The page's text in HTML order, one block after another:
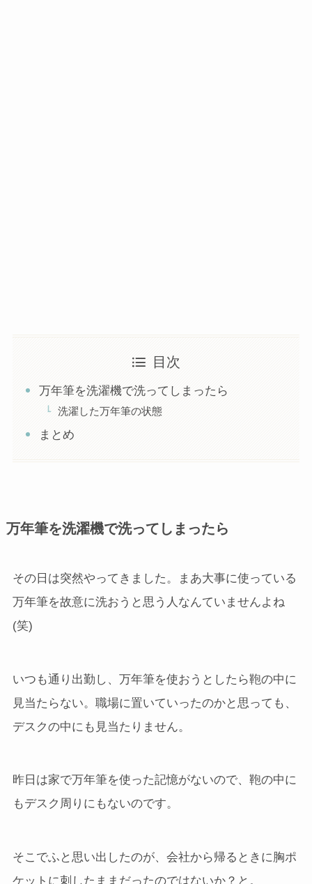
目次
万年筆を洗濯機で洗ってしまったら
洗濯した万年筆の状態
まとめ
万年筆を洗濯機で洗ってしまったら
その日は突然やってきました。まあ大事に使っている
万年筆を故意に洗おうと思う人なんていませんよね
(笑)
いつも通り出勤し、万年筆を使おうとしたら鞄の中に
見当たらない。職場に置いていったのかと思っても、
デスクの中にも見当たりません。
昨日は家で万年筆を使った記憶がないので、鞄の中に
もデスク周りにもないのです。
そこでふと思い出したのが、会社から帰るときに胸ポ
ケットに刺したままだったのではないか？と。